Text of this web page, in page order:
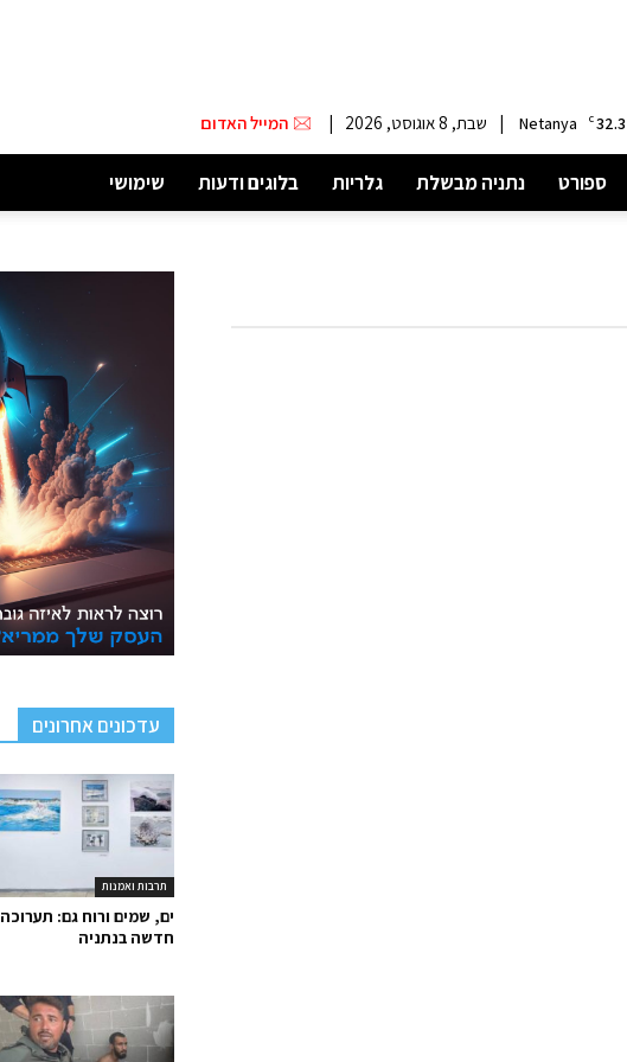
32.3
C
Netanya
| שבת, 8 אוגוסט, 2026 | המייל האדום
ספורט נתניה מבשלת גלריות בלוגים ודעות שימושי
עדכונים אחרונים
תרבות ואמנות
ים, שמים ורוח גם: תערוכה
חדשה בנתניה